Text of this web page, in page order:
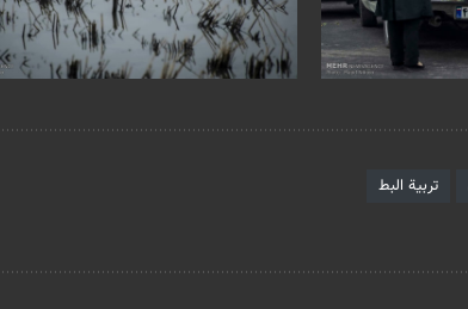
تربية البط